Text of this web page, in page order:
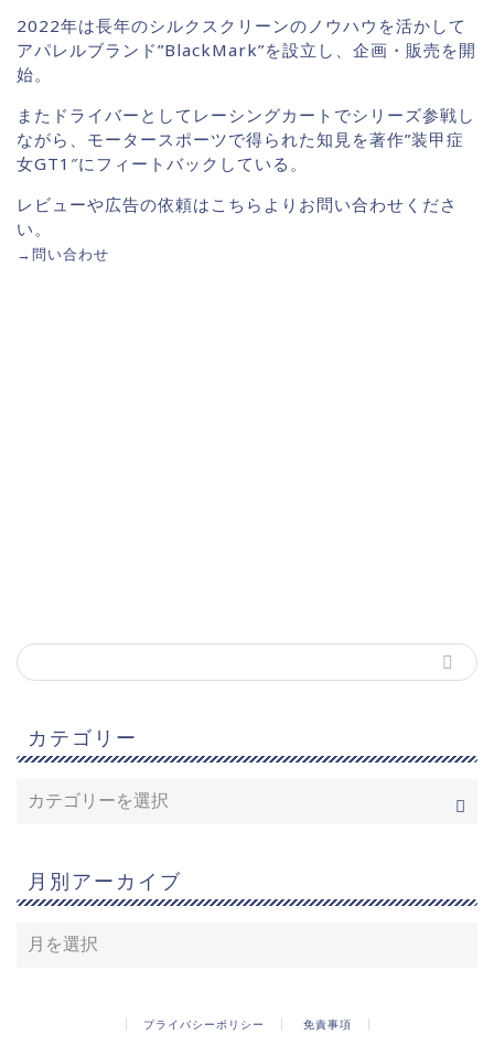
2022年は長年のシルクスクリーンのノウハウを活かして
アパレルブランド”BlackMark”を設立し、企画・販売を開
始。
またドライバーとしてレーシングカートでシリーズ参戦し
ながら、モータースポーツで得られた知見を著作”装甲症
女GT1″にフィートバックしている。
レビューや広告の依頼はこちらよりお問い合わせくださ
い。
→問い合わせ
カテゴリー
月別アーカイブ
プライバシーポリシー 免責事項